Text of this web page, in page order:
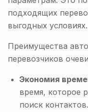
подходящих
выгодных условиях.
Преимущества
перевозчиков
Экономия
время, которое
поиск